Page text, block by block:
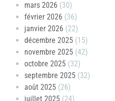
mars 2026 (30)
février 2026 (36)
janvier 2026 (22)
décembre 2025 (15)
novembre 2025 (42)
octobre 2025 (32)
septembre 2025 (32)
août 2025 (26)
juillet 2025 (24)